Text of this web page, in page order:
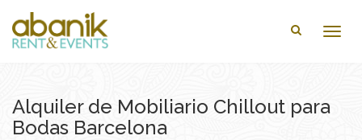
Alquiler de Mobiliario Chillout para
Bodas Barcelona